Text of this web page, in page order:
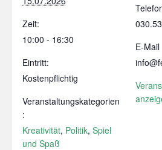
Zeit:
10:00 - 16:30
Eintritt:
Kostenpflichtig
Veranstaltungskategorien
:
Kreativität, Politik, Spiel
und Spaß
E-Mail